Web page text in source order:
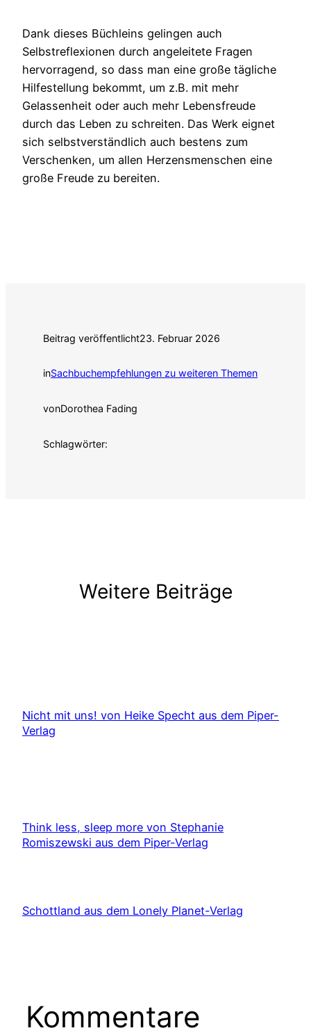
Dank dieses Büchleins gelingen auch
Selbstreflexionen durch angeleitete Fragen
hervorragend, so dass man eine große tägliche
Hilfestellung bekommt, um z.B. mit mehr
Gelassenheit oder auch mehr Lebensfreude
durch das Leben zu schreiten. Das Werk eignet
sich selbstverständlich auch bestens zum
Verschenken, um allen Herzensmenschen eine
große Freude zu bereiten.
Beitrag veröffentlicht23. Februar 2026
inSachbuchempfehlungen zu weiteren Themen
vonDorothea Fading
Schlagwörter:
Weitere Beiträge
Nicht mit uns! von Heike Specht aus dem Piper-
Verlag
Think less, sleep more von Stephanie
Romiszewski aus dem Piper-Verlag
Schottland aus dem Lonely Planet-Verlag
Kommentare